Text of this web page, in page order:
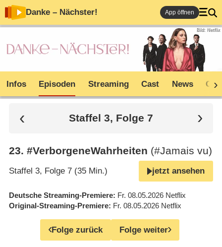
Danke – Nächster! App öffnen
Bild: Netflix
Infos Episoden Streaming Cast News
Staffel 3, Folge 7
23. #VerborgeneWahrheiten (#Jamais vu)
Staffel 3, Folge 7 (35 Min.) jetzt ansehen
Deutsche Streaming-Premiere Fr. 08.05.2026 Netflix
Original-Streaming-Premiere Fr. 08.05.2026 Netflix
Folge zurück Folge weiter